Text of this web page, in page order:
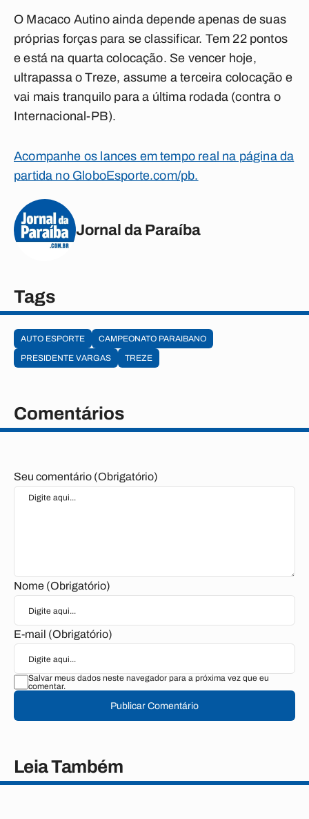
O Macaco Autino ainda depende apenas de suas
próprias forças para se classificar. Tem 22 pontos
e está na quarta colocação. Se vencer hoje,
ultrapassa o Treze, assume a terceira colocação e
vai mais tranquilo para a última rodada (contra o
Internacional-PB).
Acompanhe os lances em tempo real na página da
partida no GloboEsporte.com/pb.
Jornal da Paraíba
Tags
AUTO ESPORTE
CAMPEONATO PARAIBANO
PRESIDENTE VARGAS
TREZE
Comentários
Seu comentário (Obrigatório)
Nome (Obrigatório)
E-mail (Obrigatório)
Salvar meus dados neste navegador para a próxima vez que eu
comentar.
Publicar Comentário
Leia Também